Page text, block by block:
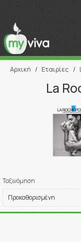
Αρχική / Εταιρίες /
La
Ταξινόμηση